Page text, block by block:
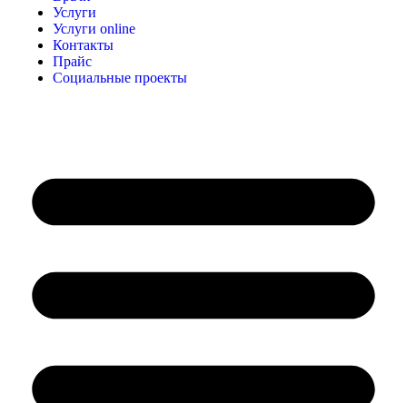
Услуги
Услуги online
Контакты
Прайс
Социальные проекты